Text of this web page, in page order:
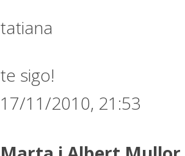
tatiana
te sigo!
17/11/2010, 21:53